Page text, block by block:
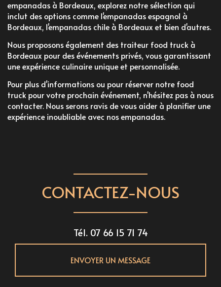
empanadas à Bordeaux, explorez notre sélection qui
inclut des options comme l'empanadas espagnol à
Bordeaux, l'empanadas chile à Bordeaux et bien d'autres.
Nous proposons également des traiteur food truck à
Bordeaux pour des événements privés, vous garantissant
une expérience culinaire unique et personnalisée.
Pour plus d'informations ou pour réserver notre food
truck pour votre prochain événement, n'hésitez pas à nous
contacter. Nous serons ravis de vous aider à planifier une
expérience inoubliable avec nos empanadas.
CONTACTEZ-NOUS
Tél. 07 66 15 71 74
ENVOYER UN MESSAGE